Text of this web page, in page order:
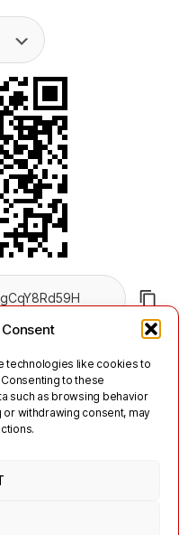
technologies like cookies to
to these
such as browsing behavior
or withdrawing consent, may